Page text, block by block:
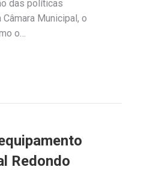
das políticas
Municipal, o
o…
Redondo